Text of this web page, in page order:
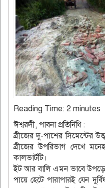
Reading Time: 2 minutes
ঈশ্বরদী, পাবনা প্রতিনিধি :
ব্রীজের দু-পাশের সিমেন্টের
ব্রীজের উপরিভাগ দেখে
কালভার্টটি।
ইট আর বালি এমন ভাবে উপড়ে
পায়ে হেটে পারাপারই যেন